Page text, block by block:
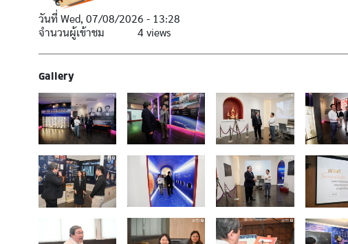
วันที่Wed, 07/08/2026 - 13:28
จำนวนผู้เข้าชม
4 views
Gallery